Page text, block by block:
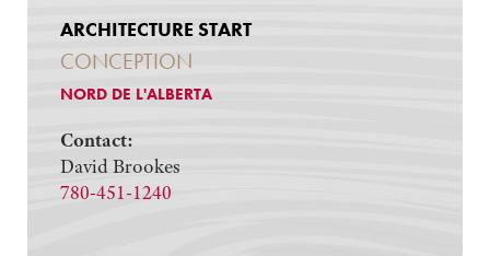
ARCHITECTURE START
CONCEPTION
NORD DE L'ALBERTA
Contact:
David Brookes
780-451-1240